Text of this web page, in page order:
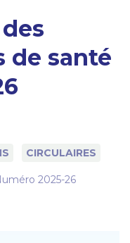
de santé
CIRCULAIRES
2025-26